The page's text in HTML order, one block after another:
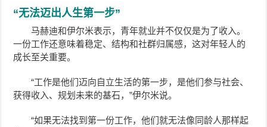
“无法迈出人生第一步”
马赫迪和伊尔米表示，青年就业并不仅仅是为了收入。
一份工作还意味着稳定、结构和社群归属感，这对年轻人的
成长至关重要。
“工作是他们迈向自立生活的第一步，是他们参与社会、
获得收入、规划未来的基石，”伊尔米说。
“如果无法找到第一份工作，他们就无法像同龄人那样起